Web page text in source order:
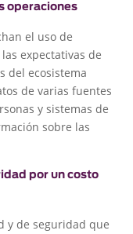
operaciones
el uso de
expectativas de
del ecosistema
de varias fuentes
y sistemas de
sobre las
por un costo
y de seguridad que